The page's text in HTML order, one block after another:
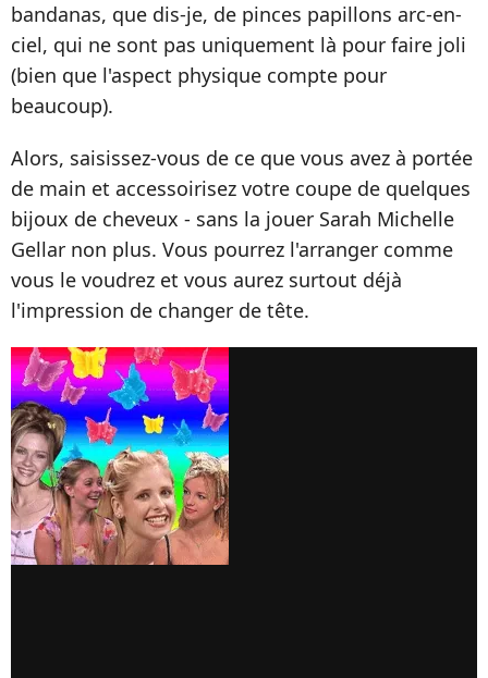
bandanas, que dis-je, de pinces papillons arc-en-
ciel, qui ne sont pas uniquement là pour faire joli
(bien que l'aspect physique compte pour
beaucoup).
Alors, saisissez-vous de ce que vous avez à portée
de main et accessoirisez votre coupe de quelques
bijoux de cheveux - sans la jouer Sarah Michelle
Gellar non plus. Vous pourrez l'arranger comme
vous le voudrez et vous aurez surtout déjà
l'impression de changer de tête.